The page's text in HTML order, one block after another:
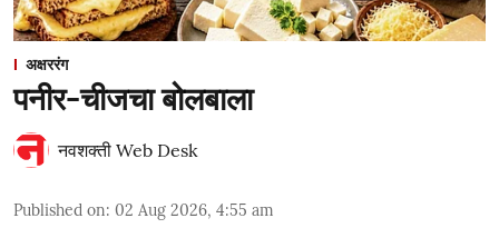
अक्षररंग
पनीर-चीजचा बोलबाला
नवशक्ती Web Desk
Published on: 02 Aug 2026, 4:55 am